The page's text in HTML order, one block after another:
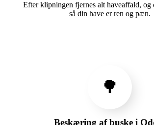
Efter klipningen fjernes alt haveaffald, og
så din have er ren og pæn.
🌳
Beskæring af buske i